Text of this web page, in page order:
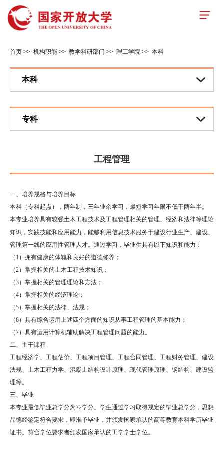
首页 >> 机构职能 >> 教学科研部门 >> 理工学院 >> 本科
本科
专科
工程管理
一、培养规格与培养目标
本科（专科起点），两年制，三年业余学习，最短学习年限不低于两年半。
本专业培养具有较强土木工程技术及工程管理相关的管理、经济和法律等理论
知识，实践技能和应用能力，能够利用信息技术服务于建设行业生产、建设、
管理第一线的应用性管理人才。通过学习，毕业生具有以下知识和能力：
（1）拥有健康的体魄和良好的道德修养；
（2）掌握相关的土木工程技术知识；
（3）掌握相关的管理理论和方法；
（4）掌握相关的经济理论；
（5）掌握相关的法律、法规；
（6）具有综合运用上述四个方面的知识从事工程管理的基本能力；
（7）具有运用计算机辅助解决工程管理问题的能力。
二、主干课程
工程经济学、工程估价、工程项目管理、工程合同管理、工程财务管理、建设
法规、土木工程力学、混凝土结构设计原理、现代管理原理、钢结构、建设监
理等。
三、毕业
本专业最低毕业总学分为72学分。学生通过学习取得规定的毕业总学分，思想
品德经鉴定符合要求，即准予毕业，并颁发国家承认的高等教育本科学历毕业
证书。符合学位要求者颁发国家承认的工学学士学位。